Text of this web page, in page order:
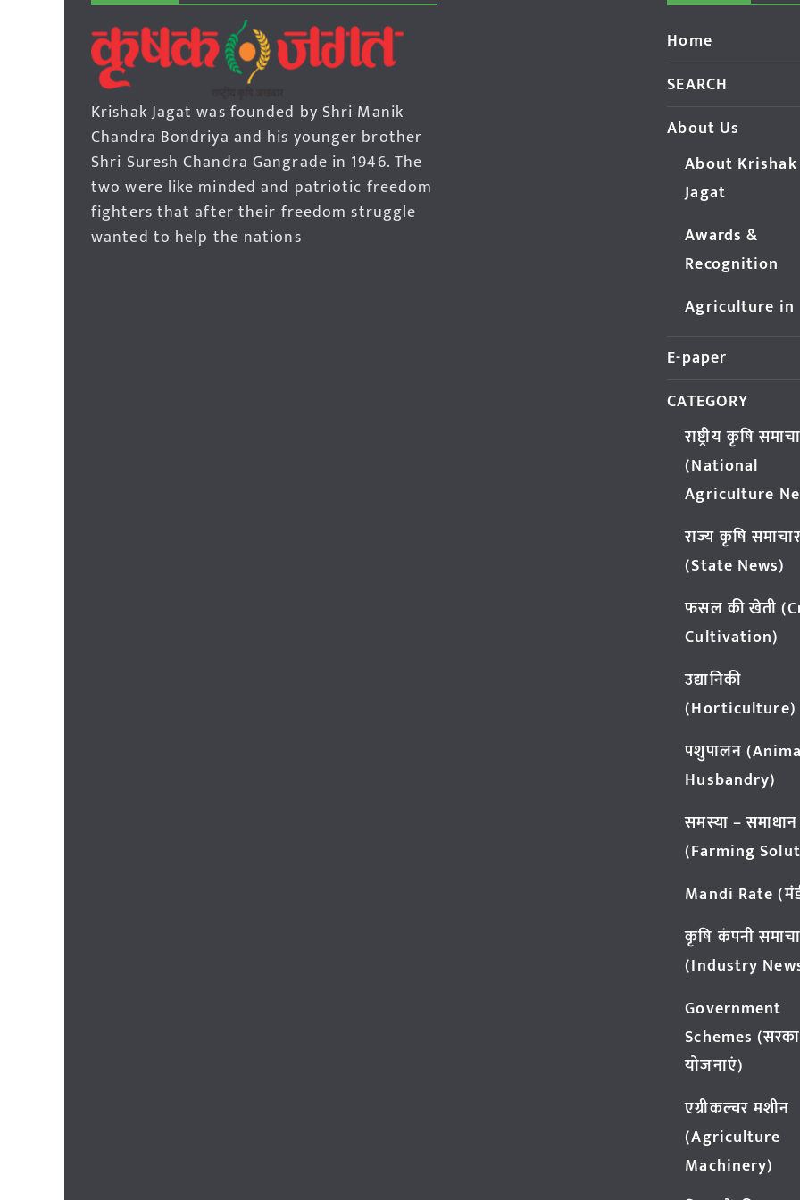
Krishak Jagat was founded by Shri Manik
Chandra Bondriya and his younger brother
Shri Suresh Chandra Gangrade in 1946. The
two were like minded and patriotic freedom
fighters that after their freedom struggle
wanted to help the nations
Home
SEARCH
About Us
About Krishak
Jagat
Awards &
Recognition
Agriculture in
E-paper
CATEGORY
राष्ट्रीय कृषि
(National
Agriculture
राज्य कृषि समाचार
(State News)
फसल की खेती
Cultivation)
उद्यानिकी
(Horticulture)
पशुपालन
Husbandry)
समस्या – समाधान
(Farming
Mandi Rate
कृषि कंपनी
(Industry
Government
Schemes
योजनाएं)
एग्रीकल्चर मशीन
(Agriculture
Machinery)